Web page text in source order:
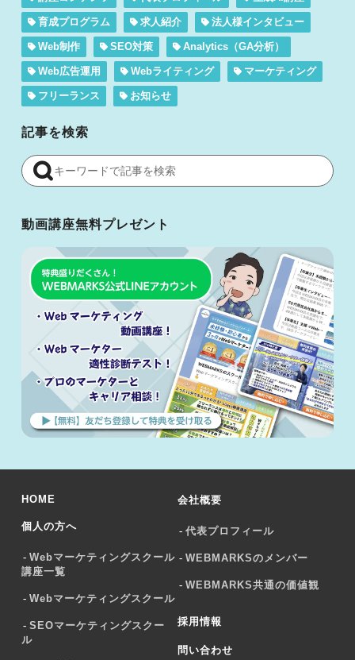
育成プログラム 求人紹介 法人様インタビュー
Web制作 SEO対策 Analytics（GA分析）
Web広告運用 Webライティング マーケティング
フリーランス お知らせ
記事を検索
動画講座無料プレゼント
HOME
個人の方へ
Webマーケティングスクール
講座一覧
Webマーケティングスクール
SEOマーケティングスクー
ル
会社概要
代表プロフィール
WEBMARKSのメンバー
WEBMARKS共通の価値観
採用情報
問い合わせ